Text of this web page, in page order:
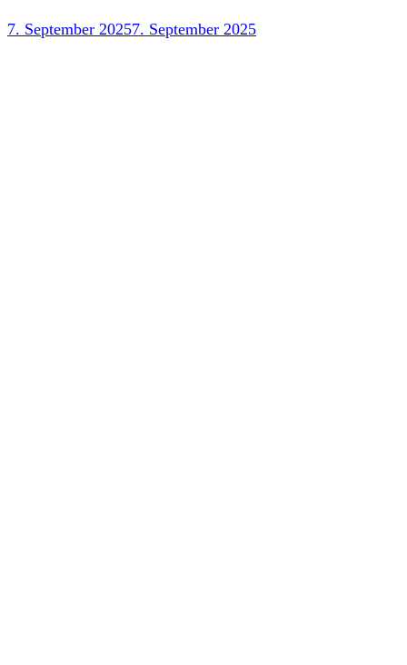
7. September 20257. September 2025